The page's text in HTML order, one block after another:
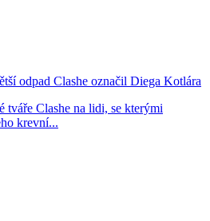
odpad Clashe označil Diega Kotlára
tváře Clashe na lidi, se kterými
krevní...